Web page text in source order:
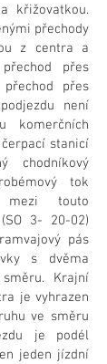
křižovatkou.
přechody
z centra a
přes
přes
není
komerčních
stanicí
chodníkový
tok
mezi touto
3- 20-02)
pás
s dvěma
Krajní
je vyhrazen
ve směru
je podél
jeden jízdní